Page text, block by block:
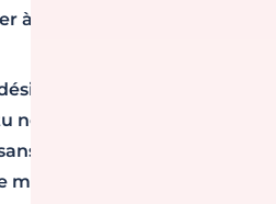
à essayer, j’abandonne,
et que ça fait bien
ne me réponds plus, j’ai
toi. Je suis en rendez-
mec. Dommage pour toi,